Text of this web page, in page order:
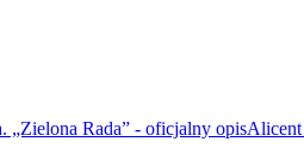
„Zielona Rada” - oficjalny